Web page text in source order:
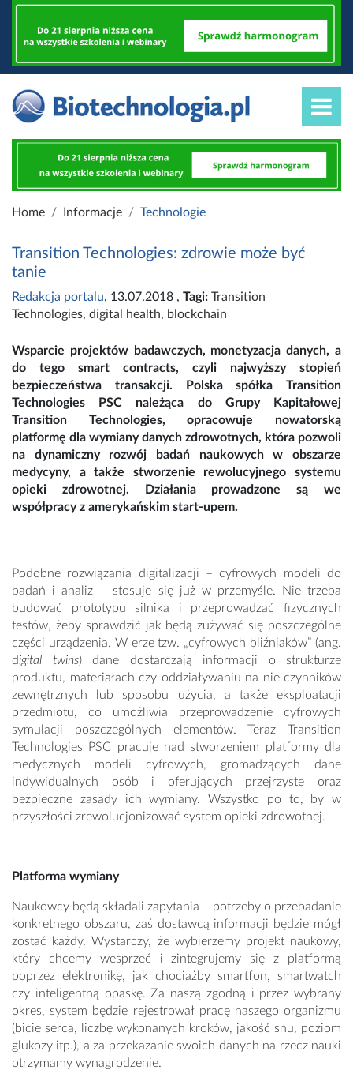
Home Informacje Technologie
Transition Technologies: zdrowie może być
tanie
Redakcja portalu, 13.07.2018 , Tagi: Transition
Technologies, digital health, blockchain
Wsparcie projektów badawczych, monetyzacja danych, a
do tego smart contracts, czyli najwyższy stopień
bezpieczeństwa transakcji. Polska spółka Transition
Technologies PSC należąca do Grupy Kapitałowej
Transition Technologies, opracowuje nowatorską
platformę dla wymiany danych zdrowotnych, która pozwoli
na dynamiczny rozwój badań naukowych w obszarze
medycyny, a także stworzenie rewolucyjnego systemu
opieki zdrowotnej. Działania prowadzone są we
współpracy z amerykańskim start-upem.
Podobne rozwiązania digitalizacji – cyfrowych modeli do
badań i analiz – stosuje się już w przemyśle. Nie trzeba
budować prototypu silnika i przeprowadzać fizycznych
testów, żeby sprawdzić jak będą zużywać się poszczególne
części urządzenia. W erze tzw. „cyfrowych bliźniaków” (ang.
digital twins) dane dostarczają informacji o strukturze
produktu, materiałach czy oddziaływaniu na nie czynników
zewnętrznych lub sposobu użycia, a także eksploatacji
przedmiotu, co umożliwia przeprowadzenie cyfrowych
symulacji poszczególnych elementów. Teraz Transition
Technologies PSC pracuje nad stworzeniem platformy dla
medycznych modeli cyfrowych, gromadzących dane
indywidualnych osób i oferujących przejrzyste oraz
bezpieczne zasady ich wymiany. Wszystko po to, by w
przyszłości zrewolucjonizować system opieki zdrowotnej.
Platforma wymiany
Naukowcy będą składali zapytania – potrzeby o przebadanie
konkretnego obszaru, zaś dostawcą informacji będzie mógł
zostać każdy. Wystarczy, że wybierzemy projekt naukowy,
który chcemy wesprzeć i zintegrujemy się z platformą
poprzez elektronikę, jak chociażby smartfon, smartwatch
czy inteligentną opaskę. Za naszą zgodną i przez wybrany
okres, system będzie rejestrował pracę naszego organizmu
(bicie serca, liczbę wykonanych kroków, jakość snu, poziom
glukozy itp.), a za przekazanie swoich danych na rzecz nauki
otrzymamy wynagrodzenie.